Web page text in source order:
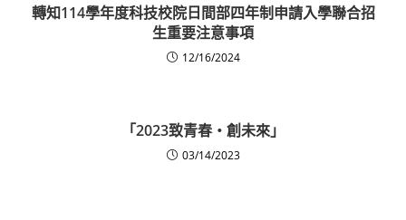
轉知114學年度科技校院日間部四年制申請入學聯合招
生重要注意事項
12/16/2024
「2023致青春‧創未來」
03/14/2023